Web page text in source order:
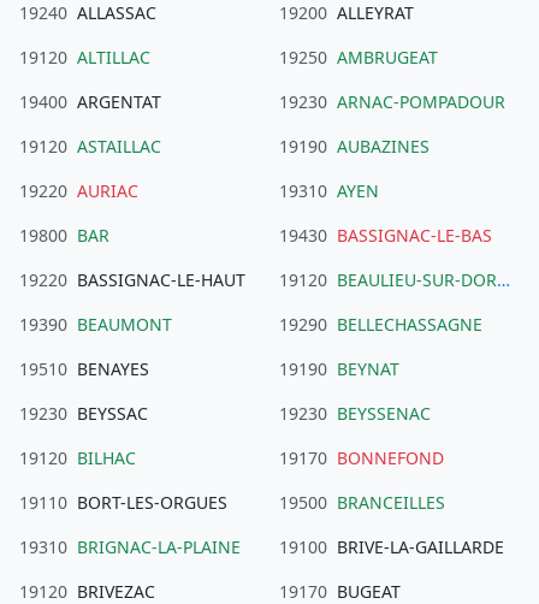
19240 ALLASSAC 19200 ALLEYRAT
19120 ALTILLAC 19250 AMBRUGEAT
19400 ARGENTAT 19230 ARNAC-POMPADOUR
19120 ASTAILLAC 19190 AUBAZINES
19220 AURIAC 19310 AYEN
19800 BAR 19430 BASSIGNAC-LE-BAS
19220 BASSIGNAC-LE-HAUT 19120 BEAULIEU-SUR-DORDOGNE
19390 BEAUMONT 19290 BELLECHASSAGNE
19510 BENAYES 19190 BEYNAT
19230 BEYSSAC 19230 BEYSSENAC
19120 BILHAC 19170 BONNEFOND
19110 BORT-LES-ORGUES 19500 BRANCEILLES
19310 BRIGNAC-LA-PLAINE 19100 BRIVE-LA-GAILLARDE
19120 BRIVEZAC 19170 BUGEAT